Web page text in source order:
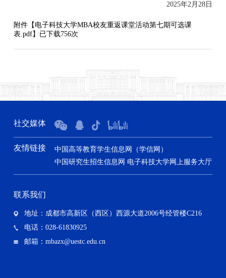
2025年2月28日
附件【 电子科技大学MBA校友重返课堂活动第七期可选课
表.pdf】已下载756次
社交媒体
友情链接
中国高等教育学生信息网（学信网）
中国研究生招生信息网 电子科技大学网上服务大厅
联系我们
地址：成都市高新区（西区）西源大道2006号经管楼C216
电话：028-61830925
邮箱：mbazx@uestc.edu.cn